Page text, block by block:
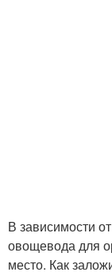
В зависимости
овощевода для
место. Как